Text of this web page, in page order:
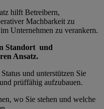
hilft Betreibern,
Machbarkeit zu
Unternehmen zu verankern.
Standort und
Ansatz.
und unterstützen Sie
prüffähig aufzubauen.
wo Sie stehen und welche